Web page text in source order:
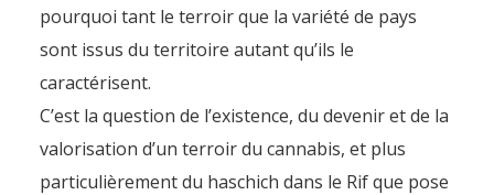
pourquoi tant le terroir que la variété de pays
sont issus du territoire autant qu’ils le
caractérisent.
C’est la question de l’existence, du devenir et de la
valorisation d’un terroir du cannabis, et plus
particulièrement du haschich dans le Rif que pose